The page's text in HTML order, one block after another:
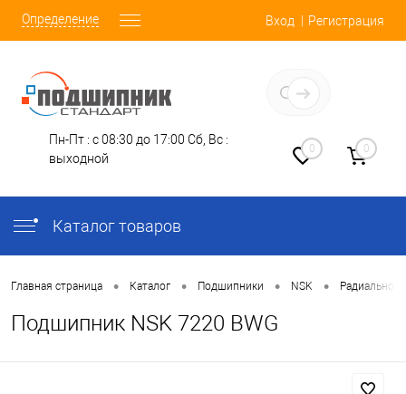
Определение Вход Регистрация
Пн-Пт : с 08:30 до 17:00 Сб, Вс :
выходной
0 0
Каталог товаров
Главная страница • Каталог • Подшипники • NSK • Радиально-
Подшипник NSK 7220 BWG